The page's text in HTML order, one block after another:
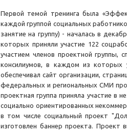
Первой темой тренинга была
каждой группой социальных
занятие на группу) - началась в
которых приняли участие 122
участием членов проектной группы,
консилиумов, в каждом из которых
обеспечивал сайт организации,
федеральных и региональных СМИ
проектная группа приняла участие в
социально ориентированных
в том числе социальный проект
изготовлен баннер проекта. Проект